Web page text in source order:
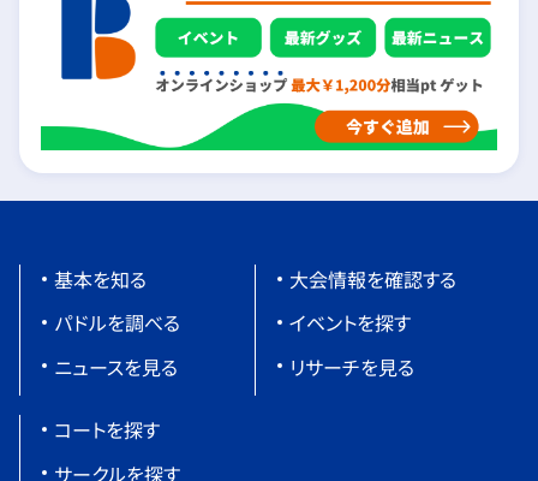
基本を知る
パドルを調べる
ニュースを見る
大会情報を確認する
イベントを探す
リサーチを見る
コートを探す
サークルを探す